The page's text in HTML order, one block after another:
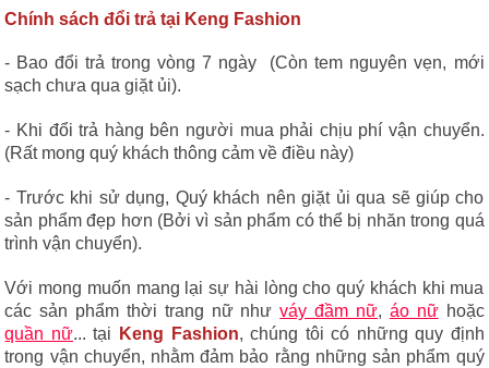
Chính sách đổi trả tại Keng Fashion
- Bao đổi trả trong vòng 7 ngày (Còn tem nguyên vẹn, mới
sạch chưa qua giặt ủi).
- Khi đổi trả hàng bên người mua phải chịu phí vận chuyển.
(Rất mong quý khách thông cảm về điều này)
- Trước khi sử dụng, Quý khách nên giặt ủi qua sẽ giúp cho
sản phẩm đẹp hơn (Bởi vì sản phẩm có thể bị nhăn trong quá
trình vận chuyển).
Với mong muốn mang lại sự hài lòng cho quý khách khi mua
các sản phẩm thời trang nữ nhưváy đầm nữ, áo nữhoặc
quần nữ... tại Keng Fashion, chúng tôi có những quy định
trong vận chuyển, nhằm đảm bảo rằng những sản phẩm quý